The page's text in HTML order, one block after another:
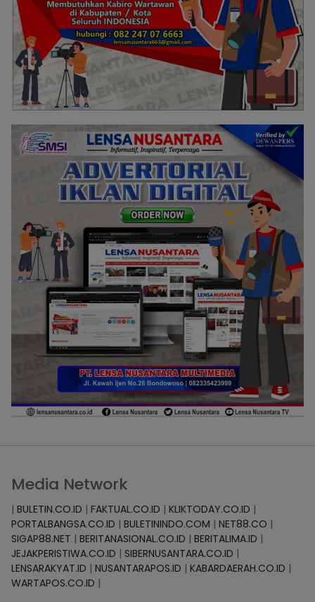
Media Network
| BULETIN.CO.ID | FAKTUAL.CO.ID | KLIKTODAY.CO.ID |
PORTALBANGSA.CO.ID | BULETININDO.COM | NET88.CO |
SIGAP88.NET | BERITANASIONAL.CO.ID | BERITALIMA.ID |
JEJAKPERISTIWA.CO.ID | SIBERNUSANTARA.CO.ID |
LENSARAKYAT.ID | NUSANTARAPOS.ID | KABARDAERAH.CO.ID |
WARTAPOS.CO.ID |